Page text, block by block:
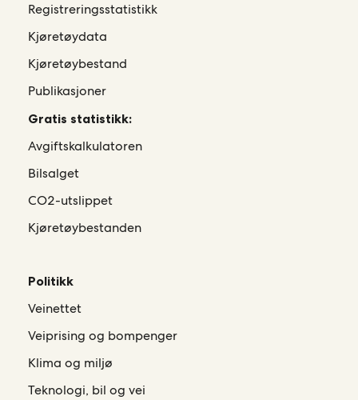
Registreringsstatistikk
Kjøretøydata
Kjøretøybestand
Publikasjoner
Gratis statistikk:
Avgiftskalkulatoren
Bilsalget
CO2-utslippet
Kjøretøybestanden
Politikk
Veinettet
Veiprising og bompenger
Klima og miljø
Teknologi, bil og vei